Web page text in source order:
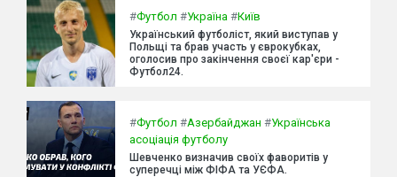
#Футбол #Україна #Київ
Український футболіст, який виступав у
Польщі та брав участь у єврокубках,
оголосив про закінчення своєї кар'єри -
Футбол24.
#Футбол #Азербайджан #Українська
асоціація футболу
Шевченко визначив своїх фаворитів у
суперечці між ФІФА та УЄФА.